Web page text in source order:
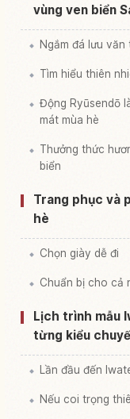
vùng ven biển
Ngắm đá lưu
Tìm hiểu thiên
Động Ryūsendō
mát mùa hè
Thưởng thức
biển
Trang phục và
hè
Chọn giày dễ đi
Chuẩn bị cho cả
Lịch trình mẫu
từng kiểu
Lần đầu đến
Nếu coi trọng